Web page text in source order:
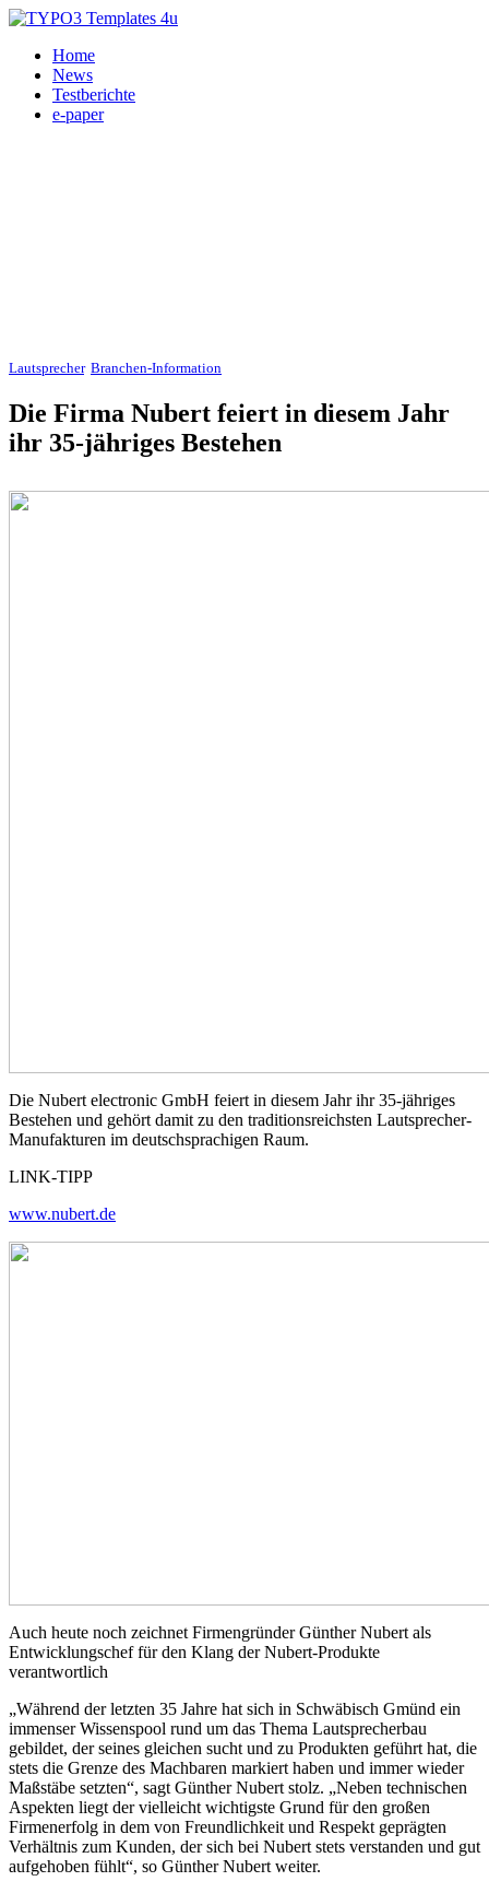
Home
News
Testberichte
e-paper
Lautsprecher, Branchen-Information
Die Firma Nubert feiert in diesem Jahr
ihr 35-jähriges Bestehen
Die Nubert electronic GmbH feiert in diesem Jahr ihr 35-jähriges
Bestehen und gehört damit zu den traditionsreichsten Lautsprecher-
Manufakturen im deutschsprachigen Raum.
LINK-TIPP
www.nubert.de
Auch heute noch zeichnet Firmengründer Günther Nubert als
Entwicklungschef für den Klang der Nubert-Produkte
verantwortlich
„Während der letzten 35 Jahre hat sich in Schwäbisch Gmünd ein
immenser Wissenspool rund um das Thema Lautsprecherbau
gebildet, der seines gleichen sucht und zu Produkten geführt hat, die
stets die Grenze des Machbaren markiert haben und immer wieder
Maßstäbe setzten“, sagt Günther Nubert stolz. „Neben technischen
Aspekten liegt der vielleicht wichtigste Grund für den großen
Firmenerfolg in dem von Freundlichkeit und Respekt geprägten
Verhältnis zum Kunden, der sich bei Nubert stets verstanden und gut
aufgehoben fühlt“, so Günther Nubert weiter.